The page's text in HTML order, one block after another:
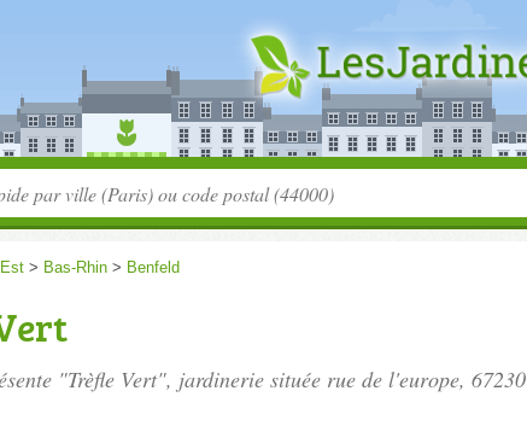
> Bas-Rhin > Benfeld
"Trèfle Vert", jardinerie située rue de l'europe, 67230